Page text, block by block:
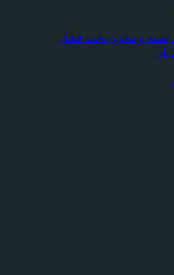
و مخزن تحت فشار